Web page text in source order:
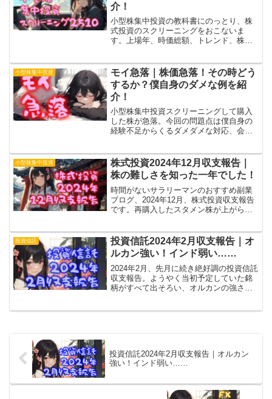
介！
小型株集中投資の教科書にのっとり、株
式投資のスクリーニングをおこないま
す。上場年、時価総額、トレンド、株
クで詳細確認。予定調和ですけど「スマ
ートドライブ」キープです。
小型株集中投資
モイ急落｜株価急落！その時どう
するか？僕自身のダメな例を紹
介！
小型株集中投資スクリーニングして購入
した株が急落。今回の問題点は僕自身の
経験不足からくるダメダメな対応、会社
果該当なし、ってのもアリだったかと。
高い勉強代でした！
小型株集中投資
株式投資2024年12月収支報告｜
株の難しさを知った一年でした！
時間がないサラリーマンのおすすめ副業
ブログ、2024年12月、株式投資収支報告
です。再購入したスタメン株が上がらな
す予定。大きな動きがあったら報告する
予定ですよ！
投資信託
投資信託2024年2月収支報告｜オ
ルカン強い！インド弱い……
2024年2月、先月に続き絶好調の投資信託
収支報告。ようやく当初予定していた銘
柄がすべて出そろい、オルカンの強さと
投資信託2024年2月収支報告｜オルカン
強い！インド弱い……